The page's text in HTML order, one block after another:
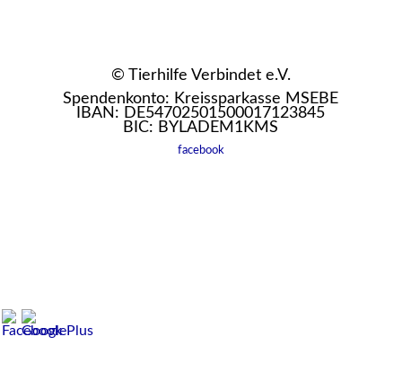
© Tierhilfe Verbindet e.V.
Spendenkonto: Kreissparkasse MSEBE
IBAN: DE54702501500017123845
BIC: BYLADEM1KMS
facebook